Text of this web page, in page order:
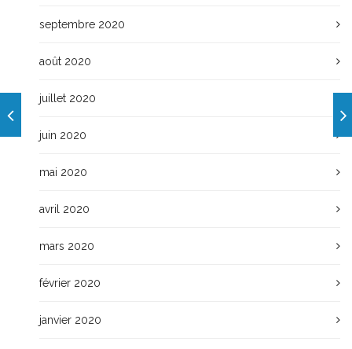
septembre 2020
août 2020
juillet 2020
juin 2020
mai 2020
avril 2020
mars 2020
février 2020
janvier 2020